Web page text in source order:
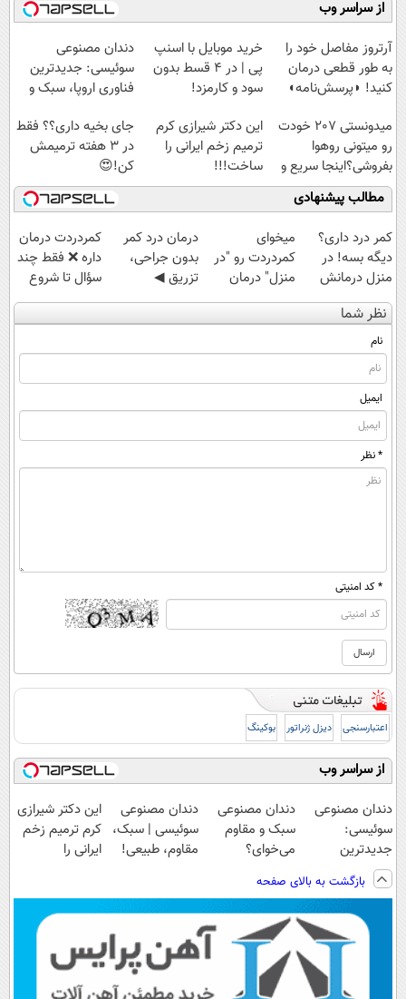
(◀پرسش‌نامه)
◗پرسش‌نامه◖
سبک و مقاوم |
پرداخت قسطی
۲۵ میلیون !
از سراسر وب
آرتروز مفاصل خود را
به طور قطعی درمان
کنید! ◗پرسش‌نامه◖
خرید موبایل با اسنپ
پی | در ۴ قسط بدون
سود و کارمزد!
دندان مصنوعی
سوئیسی: جدیدترین
فناوری اروپا، سبک و
قسطی
میدونستی 207 خودت
رو میتونی روهوا
بفروشی؟اینجا سریع و
راحت بفروش
این دکتر شیرازی کرم
ترمیم زخم ایرانی را
ساخت!!!
جای بخیه داری؟؟ فقط
در 3 هفته ترمیمش
کن!😍
مطالب پیشنهادی
کمر درد داری؟
دیگه بسه! در
منزل درمانش
کن
(◀پرسش‌نامه)
میخوای
کمردردت رو "در
منزل" درمان
کنی؟ (◂فیلم +
◂پرسش‌نامه)
درمان درد کمر
بدون جراحی،
تزریق ◀
پرسش‌نامه رو پر
کن ▶
‌کمردردت درمان
داره ❌ فقط چند
سؤال تا شروع
بهبودی فاصله‌
داری!
نظر شما
نام
ایمیل
* نظر
* کد امنیتی
اعتبارسنجی دیزل ژنراتور بوکینگ
از سراسر وب
دندان مصنوعی
سوئیسی:
جدیدترین
فناوری اروپا،
سبک و مقاوم |
پرداخت قسطی
دندان مصنوعی
سبک و مقاوم
می‌خوای؟
هم داریم!😍 |
📍تهران
دندان مصنوعی
سوئیسی | سبک،
مقاوم، طبیعی!
اقساطی😍
این دکتر شیرازی
کرم ترمیم زخم
ایرانی را
بازگشت به بالای صفحه